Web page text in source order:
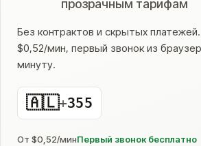
прозрачным тарифам
Без контрактов и скрытых
$0,52/мин, первый звонок из
минуту.
🇦🇱+355
От $0,52/минПервый звонок бесплатно